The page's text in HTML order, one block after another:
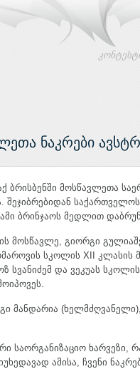
ნაკრები
ბრისბენში მოსწავლეთა
შეჯიბრებიდან
ბრინჯაოს მედლით
მოსწავლე, გიორგი
სკოლის XII კლასის
და ვეკუას
მანდარია (ხელმძღვანელი),
საორგანიზაციო ხარვეზი,
ამისა, ჩვენი